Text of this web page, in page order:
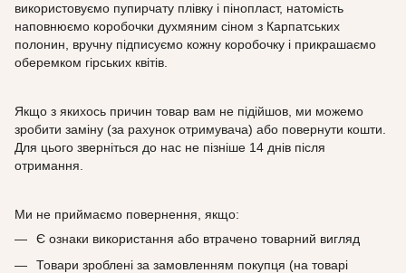
використовуємо пупирчату плівку і пінопласт, натомість
наповнюємо коробочки духмяним сіном з Карпатських
полонин, вручну підписуємо кожну коробочку і прикрашаємо
оберемком гірських квітів.
Якщо з якихось причин товар вам не підійшов, ми можемо
зробити заміну (за рахунок отримувача) або повернути кошти.
Для цього зверніться до нас не пізніше 14 днів після
отримання.
Ми не приймаємо повернення, якщо:
Є ознаки використання або втрачено товарний вигляд
Товари зроблені за замовленням покупця (на товарі